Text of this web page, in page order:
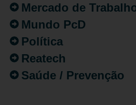
Mercado de
Mundo PcD
Política
Reatech
Saúde / Prevenção